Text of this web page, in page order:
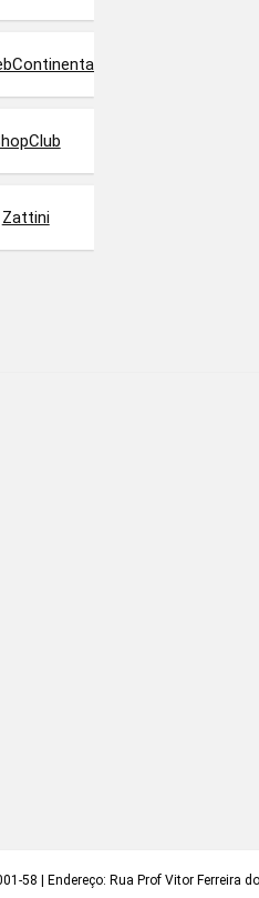
Zattini
58 | Endereço: Rua Prof Vitor Ferreira